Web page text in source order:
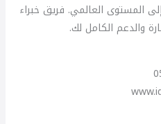
المستوى العالمي. فريق خبراء
والدعم الكامل لك.